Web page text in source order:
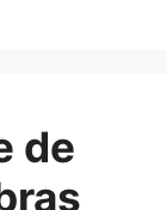
de